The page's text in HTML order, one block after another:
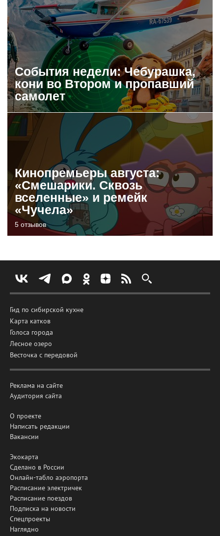
События недели: Чебурашка,
кони во Втором и пропавший
самолет
Кинопремьеры августа:
«Смешарики. Сквозь
вселенные» и ремейк
«Чучела»
5 отзывов
Гид по сибирской кухне
Карта катков
Голоса города
Лесное озеро
Весточка с передовой
Реклама на сайте
Аудитория сайта
О проекте
Написать редакции
Вакансии
Экокарта
Сделано в России
Онлайн-табло аэропорта
Расписание электричек
Расписание поездов
Подписка на новости
Спецпроекты
Наглядно